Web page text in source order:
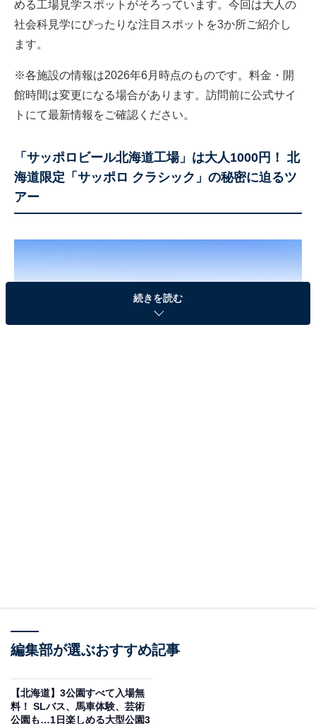
める工場見学スポットがそろっています。今回は大人の
社会科見学にぴったりな注目スポットを3か所ご紹介し
ます。
※各施設の情報は2026年6月時点のものです。料金・開
館時間は変更になる場合があります。訪問前に公式サイ
トにて最新情報をご確認ください。
「サッポロビール北海道工場」は大人1000円！ 北
海道限定「サッポロ クラシック」の秘密に迫るツ
アー
上富良野地区にある協働契約栽培の大麦とホップ畑の収
穫風景を大画面で観賞できるのも見どころのひとつで
ツアーの締めくくりは、パノラマに広がる「大空」と
続きを読む
編集部が選ぶおすすめ記事
【北海道】3公園すべて入場無
料！ ​​​​​​​SLバス、馬車体験、芸術
公園も…1日楽しめる大型公園3